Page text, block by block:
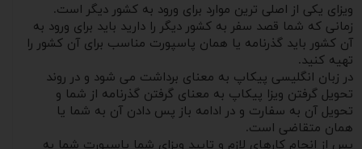
ویزای یکی از اصلی ترین موارد برای ورود به کشور دیگر است.
زمانی که شما قصد سفر به کشور دیگر را دارید باید برای ورود به
آن کشور باید گذرنامه یا همان پاسپورت مناسب برای آن کشور را
تهیه کنید.
در زبان انگلیسی پیکاپ به معنای برداشت می شود و در روند
تحویل گرفتن ویزا پیکاپ به معنای گرفتن گذرنامه از شما و
تحویل آن به سفارت و در ادامه باز پس دادن آن به شما یا
همان متقاضی است.
پس از انجام کارهای لازم و تایید ویزای شما پاسپورت شما به